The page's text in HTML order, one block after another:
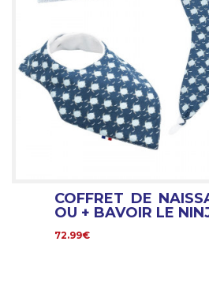
COFFRET DE
OU + BAVOIR LE
72.99€